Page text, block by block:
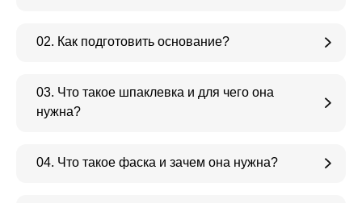
02. Как подготовить основание?
03. Что такое шпаклевка и для чего она
нужна?
04. Что такое фаска и зачем она нужна?